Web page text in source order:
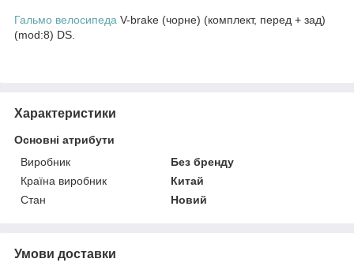
Гальмо велосипеда V-brake (чорне) (комплект, перед + зад)
(mod:8) DS.
Характеристики
Основні атрибути
Виробник
Без бренду
Країна виробник
Китай
Стан
Новий
Умови доставки